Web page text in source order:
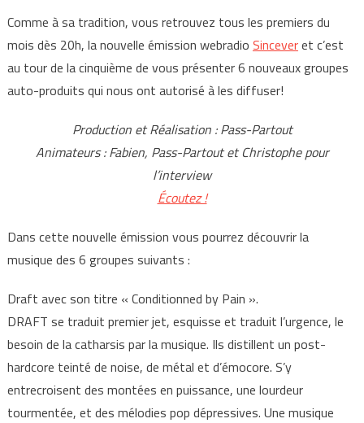
Comme à sa tradition, vous retrouvez tous les premiers du
mois dès 20h, la nouvelle émission webradio Sinceveret c’est
au tour de la cinquième de vous présenter 6 nouveaux groupes
auto-produits qui nous ont autorisé à les diffuser!
Production et Réalisation : Pass-Partout
Animateurs : Fabien, Pass-Partout et Christophe pour
l’interview
Écoutez !
Dans cette nouvelle émission vous pourrez découvrir la
musique des 6 groupes suivants :
Draft avec son titre « Conditionned by Pain ».
DRAFT se traduit premier jet, esquisse et traduit l’urgence, le
besoin de la catharsis par la musique. Ils distillent un post-
hardcore teinté de noise, de métal et d’émocore. S’y
entrecroisent des montées en puissance, une lourdeur
tourmentée, et des mélodies pop dépressives. Une musique